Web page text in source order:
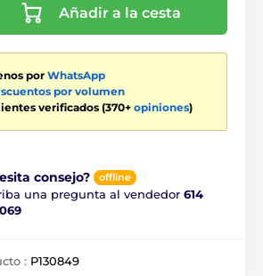
Añadir a la cesta
por WhatsApp
por volumen
verificados (370+ opiniones)
consejo? offline
una pregunta al vendedor 614
: P130849